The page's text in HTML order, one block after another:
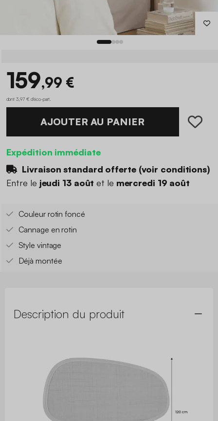
159,99 €
dont 3,97 € d'éco-part
AJOUTER AU PANIER
Expédition immédiate
Livraison standard offerte (voir conditions)
Entre le jeudi 13 août et le mercredi 19 août
Couleur rotin foncé
Cannage en rotin
Style vintage
Déjà montée
Description du produit